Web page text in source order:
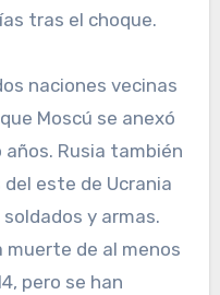
tras el choque.
naciones vecinas
Moscú se anexó
Rusia también
este de Ucrania
y armas.
muerte de al menos
pero se han